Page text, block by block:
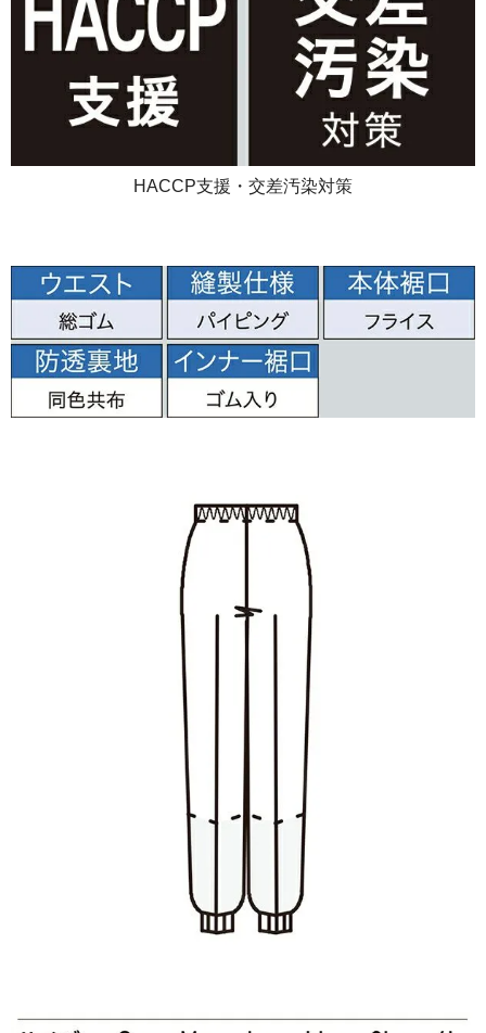
HACCP支援・交差汚染対策